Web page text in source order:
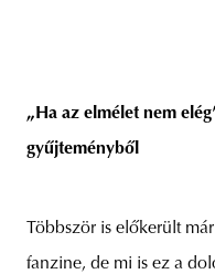
„Ha az elmélet nem
gyűjteményből
Többször is előkerült
fanzine, de mi is ez a